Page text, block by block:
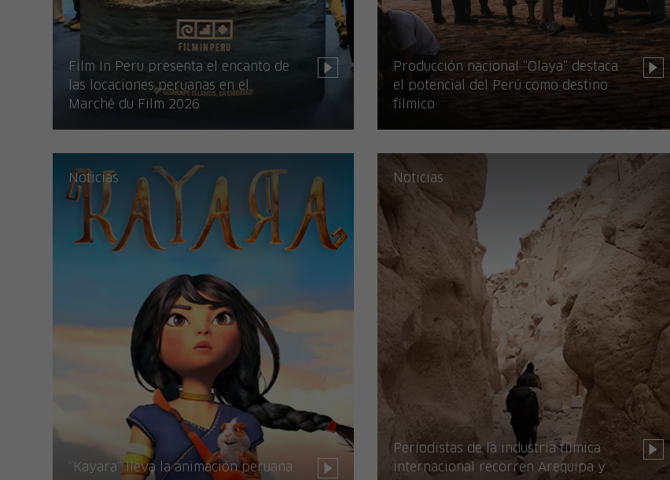
Film In Peru presenta el encanto de
las locaciones peruanas en el
Marché du Film 2026
Producción nacional “Olaya” destaca
el potencial del Perú como destino
fílmico
Noticias
“Kayara” lleva la animación peruana
Noticias
Periodistas de la industria fílmica
internacional recorren Arequipa y